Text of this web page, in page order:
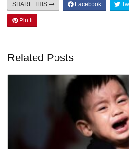
SHARE THIS Facebook
Pin It
Related Posts